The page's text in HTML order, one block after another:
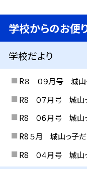
学校からのお便
学校だより
R８ ０９月号 城
R8 ０７月号 城山
R8 ０６月号 城山
R8 ５月 城山っ子だ
R8 ０４月号